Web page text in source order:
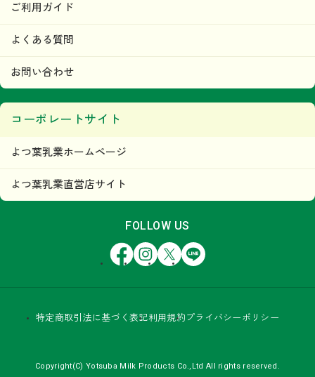
ご利用ガイド
よくある質問
お問い合わせ
コーポレートサイト
よつ葉乳業ホームページ
よつ葉乳業直営店サイト
FOLLOW US
FacebookInstagram
X LINE
特定商取引法に基づく表記利用規約 プライバシーポリシー
Copyright(C) Yotsuba Milk Products Co.,Ltd All rights reserved.